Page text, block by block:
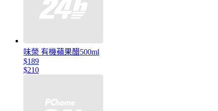
味榮 有機蘋果醋500ml
$189
$210